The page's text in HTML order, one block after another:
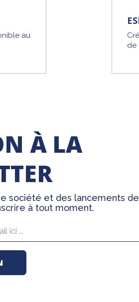
au
de
À LA
société et des lancements de
à tout moment.